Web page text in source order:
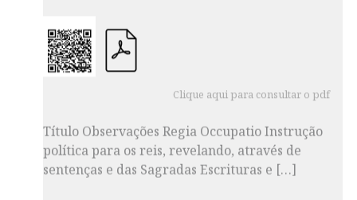
Clique aqui para consultar o pdf
política para os reis, revelando, através de
sentenças e das Sagradas Escrituras e […]